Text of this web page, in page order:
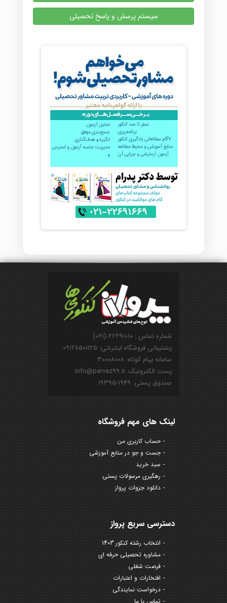
سیستم پرسش و پاسخ تحصیلی
شماره تماس : ۲۲۶۹۱۰۱۰-(۰۲۱)
پشتیبانی فروشگاه اینترنتی: ۰۹۱۲۸۵۰۱۱۲۵
سامانه پیام کوتاه: ۳۰۰۰۸۰۰۸
پست الکترونیک: info@parvaz99.ir
صندوق پستی: ۱۹۴۹-۱۹۳۹۵
لینک های مهم فروشگاه
حساب کاربری من
جست و جو در منابع آموزشی
سبد خرید
رهگیری مرسولات پستی
دانلود جزوات پرواز
دسترسی سریع پرواز
انتخاب رشته کنکور 1403
مشاوره تحصیلی حرفه ای
فرصت شغلی
افتخارات و اعتبارات
درخواست نمایندگی